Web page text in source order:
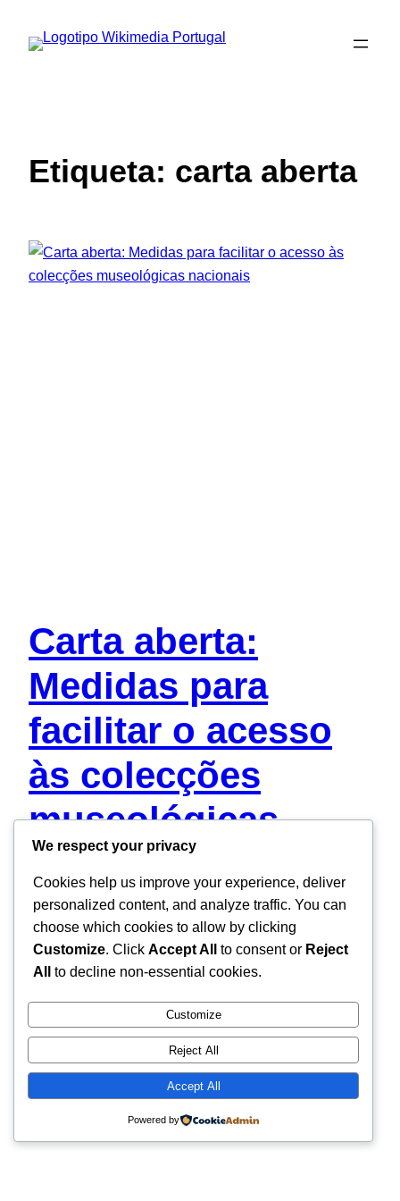
para
Etiqueta: carta aberta
Carta aberta:
Medidas para
facilitar o acesso
às colecções
museológicas
nacionais
A Wikimedia Portugal junta-se a outras organizações
numa carta aberta ao Ministério da Cultura, elencando
uma série de medidas para facilitar o acesso às
colecções museológicas nacionais. Excelentíssimo
Senhor Ministro da Cultura,Dr. Pedro Adão e Silva
Excelentíssimo Chefe de Gabinete do Ministro da
Cultura,Dr. Vasco Casimiro Considerando a
importância dada à digitalização das coleções dos…
We respect your privacy
Cookies help us improve your experience, deliver
personalized content, and analyze traffic. You can
choose which cookies to allow by clicking
Customize. Click Accept All to consent or Reject
All
to decline non-essential cookies.
Customize
Reject All
Accept All
Powered by